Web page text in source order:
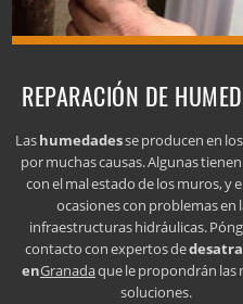
REPARACIÓN DE
Lashumedadesse producen en
por muchas causas. Algunas
con el mal estado de los muros, y
ocasiones con problemas en
infraestructuras hidráulicas.
contacto con expertos de
enGranadaque le propondrán las
soluciones.